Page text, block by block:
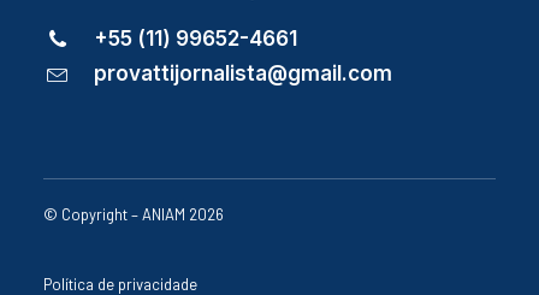
+55 (11) 99652-4661
provattijornalista@gmail.com
© Copyright – ANIAM 2026
Política de privacidade